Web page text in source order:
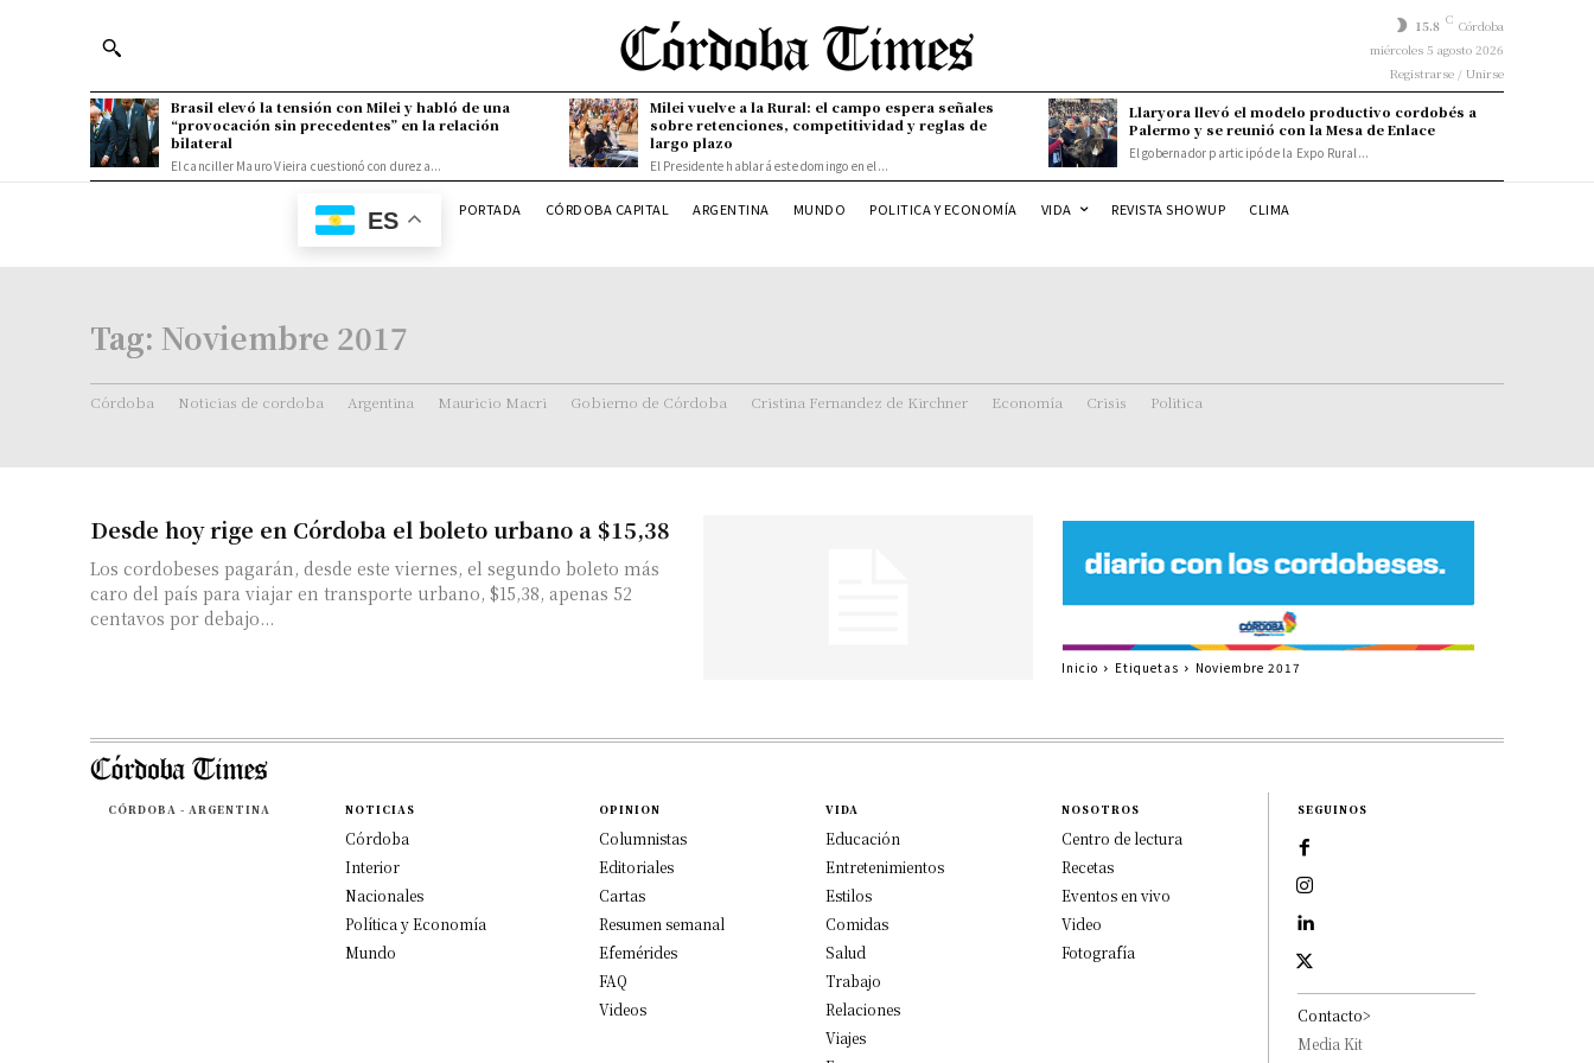
15.8 C Córdoba
miércoles 5 agosto 2026
Registrarse / Unirse
Brasil elevó la tensión con Milei y habló de una
“provocación sin precedentes” en la relación
bilateral
El canciller Mauro Vieira cuestionó con dureza...
Milei vuelve a la Rural: el campo espera señales
sobre retenciones, competitividad y reglas de
largo plazo
El Presidente hablará este domingo en el...
Llaryora llevó el modelo productivo cordobés a
Palermo y se reunió con la Mesa de Enlace
El gobernador participó de la Expo Rural...
ES PORTADA CÓRDOBA CAPITAL ARGENTINA MUNDO POLITICA Y ECONOMÍA VIDA REVISTA SHOWUP CLIMA
Tag: Noviembre 2017
Córdoba Noticias de cordoba Argentina Mauricio Macri Gobierno de Córdoba Cristina Fernandez de Kirchner Economía Crisis Politica
Desde hoy rige en Córdoba el boleto urbano a $15,38
Los cordobeses pagarán, desde este viernes, el segundo boleto más
caro del país para viajar en transporte urbano, $15,38, apenas 52
centavos por debajo...
Inicio Etiquetas Noviembre 2017
CÓRDOBA - ARGENTINA NOTICIAS
Córdoba
Interior
Nacionales
Política y Economía
Mundo
OPINION
Columnistas
Editoriales
Cartas
Resumen semanal
Efemérides
FAQ
Videos
VIDA
Educación
Entretenimientos
Estilos
Comidas
Salud
Trabajo
Relaciones
Viajes
NOSOTROS
Centro de lectura
Recetas
Eventos en vivo
Video
Fotografía
SEGUINOS
Contacto>
Media Kit